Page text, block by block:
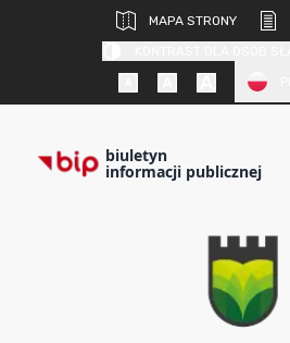
MAPA STRONY
biuletyn
informacji publicznej